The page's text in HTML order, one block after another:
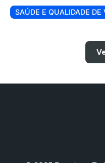
SAÚDE E QUALIDADE DE